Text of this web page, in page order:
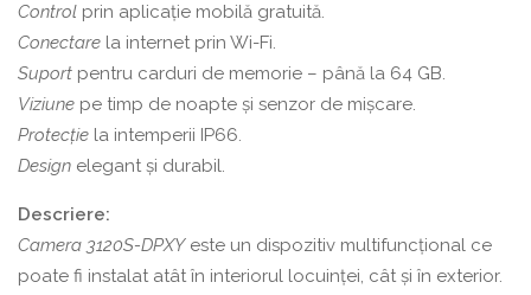
Control prin aplicație mobilă gratuită.
Conectare la internet prin Wi-Fi.
Suport pentru carduri de memorie – până la 64 GB.
Viziune pe timp de noapte și senzor de mișcare.
Protecție la intemperii IP66.
Design elegant și durabil.
Descriere:
Camera 3120S-DPXYeste un dispozitiv multifuncțional ce
poate fi instalat atât în interiorul locuinței, cât și în exterior.